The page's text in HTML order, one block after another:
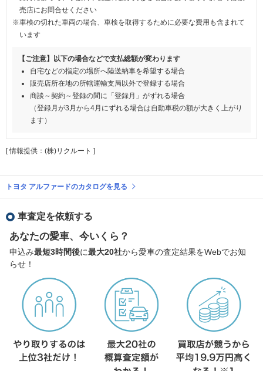
売店にお問合せください
※車検の切れた車両の場合、車検を取得するために必要な費用も含まれて
います
【ご注意】以下の場合などで支払総額が変わります
自宅などの指定の場所へ陸送納車を希望する場合
販売店所在地の所轄運輸支局以外で登録する場合
商談～契約～登録の間に「登録月」がずれる場合
（登録月が3月から4月にずれる場合は自動車税の額が大きく上がり
ます）
[ 情報提供：(株)リクルート ]
トヨタ アルファードのカタログを見る
車査定を依頼する
あなたの愛車、今いくら？
申込み最短3時間後に最大20社から愛車の査定結果をWebでお知
らせ！